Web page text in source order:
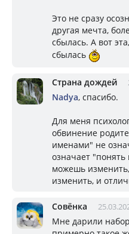
Это не сразу
другая мечта,
сбылась. А вот
сбылась
Страна дождей
Nadya, спасибо.
Для меня
обвинение
именами" не
означает
можешь
изменить, и
Совёнка
Мне дарили